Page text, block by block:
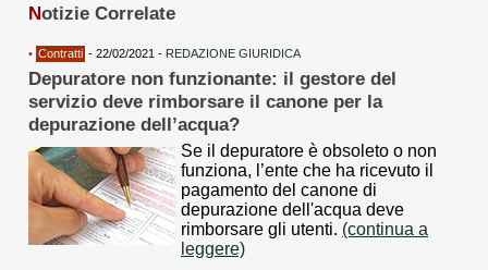
Notizie Correlate
• Contratti - 22/02/2021 - REDAZIONE GIURIDICA
Depuratore non funzionante: il gestore del
servizio deve rimborsare il canone per la
depurazione dell’acqua?
Se il depuratore è obsoleto o non
funziona, l’ente che ha ricevuto il
pagamento del canone di
depurazione dell'acqua deve
rimborsare gli utenti. (continua a
leggere)